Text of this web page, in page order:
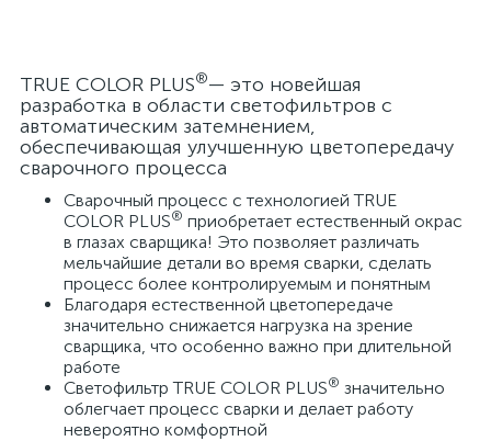
TRUE COLOR PLUS®— это новейшая
разработка в области светофильтров с
автоматическим затемнением,
обеспечивающая улучшенную цветопередачу
сварочного процесса
Сварочный процесс с технологией TRUE
COLOR PLUS® приобретает естественный окрас
в глазах сварщика! Это позволяет различать
мельчайшие детали во время сварки, сделать
процесс более контролируемым и понятным
Благодаря естественной цветопередаче
значительно снижается нагрузка на зрение
сварщика, что особенно важно при длительной
работе
Светофильтр TRUE COLOR PLUS® значительно
облегчает процесс сварки и делает работу
невероятно комфортной